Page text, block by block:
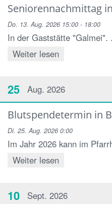
Seniorennachmittag
Do. 13. Aug. 2026 15:00 - 18:00
In der Gaststätte "Galmei".
Weiter lesen
25 Aug. 2026
Blutspendetermin in
Di. 25. Aug. 2026 0:00
Im Jahr 2026 kann im
Weiter lesen
10 Sept. 2026